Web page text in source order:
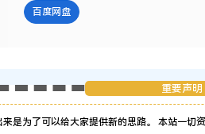
百度网盘
重要声明
是为了可以给大家提供新的思路。 本站一